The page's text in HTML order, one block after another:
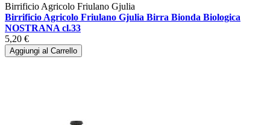
Birrificio Agricolo Friulano Gjulia
Birrificio Agricolo Friulano Gjulia Birra Bionda Biologica
NOSTRANA cl.33
5,20 €
Aggiungi al Carrello